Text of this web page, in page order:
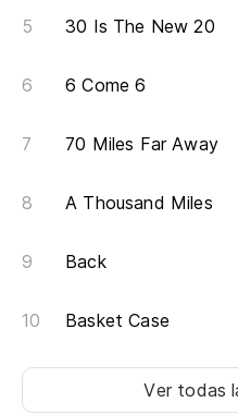
30 Is The New 20
6 Come 6
70 Miles Far Away
A Thousand Miles
Back
Basket Case
Ver todas